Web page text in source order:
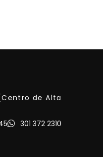
de Alta
301 372 2310